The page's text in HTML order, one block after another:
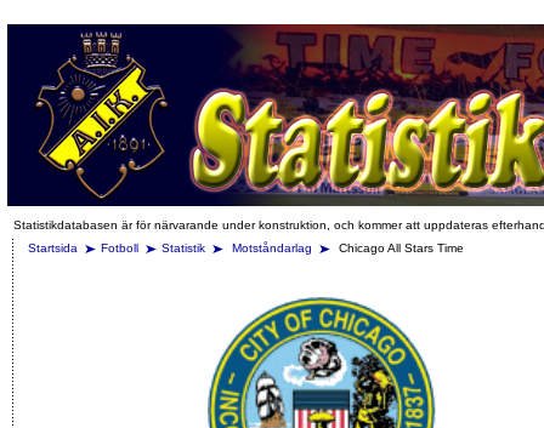
Statistikdatabasen är för närvarande under konstruktion, och kommer att uppdateras
Startsida
Fotboll Statistik Motståndarlag Chicago All Stars Time